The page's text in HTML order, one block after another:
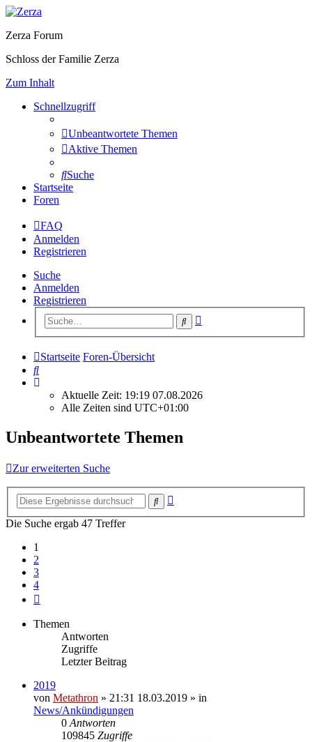
Zerza Forum
Schloss der Familie Zerza
Zum Inhalt
Schnellzugriff
Unbeantwortete Themen
Aktive Themen
Suche
Startseite
Foren
FAQ
Anmelden
Registrieren
Suche
Anmelden
Registrieren
Suche
Startseite Foren-Übersicht
Suche
Aktuelle Zeit: 19:19 07.08.2026
Alle Zeiten sind UTC+01:00
Unbeantwortete Themen
Zur erweiterten Suche
Suche
Die Suche ergab 47 Treffer
1
2
3
4
Themen
Antworten
Zugriffe
Letzter Beitrag
2019
von Metathron » 21:31 18.03.2019 » in
News/Ankündigungen
0 Antworten
109845 Zugriffe